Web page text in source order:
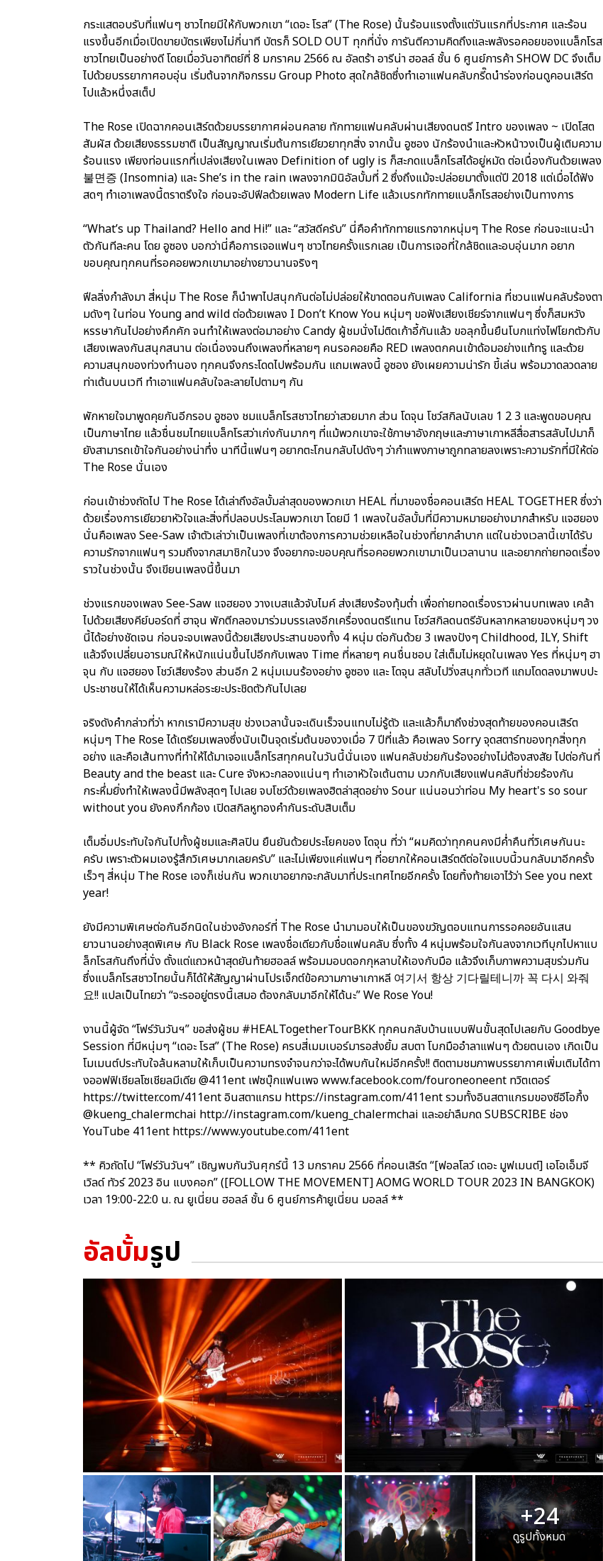
กระแสตอบรับที่แฟนๆ ชาวไทยมีให้กับพวกเขา “เดอะ โรส” (The Rose) นั้นร้อนแรงตั้งแต่วันแรกที่ประกาศ และร้อน
แรงขึ้นอีกเมื่อเปิดขายบัตรเพียงไม่กี่นาที บัตรก็ SOLD OUT ทุกที่นั่ง การันตีความคิดถึงและพลังรอคอยของแบล็กโรส
ชาวไทยเป็นอย่างดี โดยเมื่อวันอาทิตย์ที่ 8 มกราคม 2566 ณ อัลตร้า อารีน่า ฮอลล์ ชั้น 6 ศูนย์การค้า SHOW DC จึงเต็ม
ไปด้วยบรรยากาศอบอุ่น เริ่มต้นจากกิจกรรม Group Photo สุดใกล้ชิดซึ่งทำเอาแฟนคลับกรี๊ดนำร่องก่อนดูคอนเสิร์ต
ไปแล้วหนึ่งสเต็ป
The Rose เปิดฉากคอนเสิร์ตด้วยบรรยากาศผ่อนคลาย ทักทายแฟนคลับผ่านเสียงดนตรี Intro ของเพลง ~ เปิดโสต
สัมผัส ด้วยเสียงธรรมชาติ เป็นสัญญาณเริ่มต้นการเยียวยาทุกสิ่ง จากนั้น อูซอง นักร้องนำและหัวหน้าวงเป็นผู้เติมความ
ร้อนแรง เพียงท่อนแรกที่เปล่งเสียงในเพลง Definition of ugly is ก็สะกดแบล็กโรสได้อยู่หมัด ต่อเนื่องกันด้วยเพลง
불면증 (Insomnia) และ She’s in the rain เพลงจากมินิอัลบั้มที่ 2 ซึ่งถึงแม้จะปล่อยมาตั้งแต่ปี 2018 แต่เมื่อได้ฟัง
สดๆ ทำเอาเพลงนี้ตราตรึงใจ ก่อนจะอัปฟีลด้วยเพลง Modern Life แล้วเบรกทักทายแบล็กโรสอย่างเป็นทางการ
“What’s up Thailand? Hello and Hi!” และ “สวัสดีครับ” นี่คือคำทักทายแรกจากหนุ่มๆ The Rose ก่อนจะแนะนำ
ตัวกันทีละคน โดย อูซอง บอกว่านี่คือการเจอแฟนๆ ชาวไทยครั้งแรกเลย เป็นการเจอที่ใกล้ชิดและอบอุ่นมาก อยาก
ขอบคุณทุกคนที่รอคอยพวกเขามาอย่างยาวนานจริงๆ
ฟีลลิ่งกำลังมา สี่หนุ่ม The Rose ก็นำพาไปสนุกกันต่อไม่ปล่อยให้ขาดตอนกับเพลง California ที่ชวนแฟนคลับร้องตา
มดังๆ ในท่อน Young and wild ต่อด้วยเพลง I Don’t Know You หนุ่มๆ ขอฟังเสียงเชียร์จากแฟนๆ ซึ่งก็สมหวัง
หรรษากันไปอย่างคึกคัก จนทำให้เพลงต่อมาอย่าง Candy ผู้ชมนั่งไม่ติดเก้าอี้กันแล้ว ขอลุกขึ้นยืนโบกแท่งไฟโยกตัวกับ
เสียงเพลงกันสนุกสนาน ต่อเนื่องจนถึงเพลงที่หลายๆ คนรอคอยคือ RED เพลงตกคนเข้าด้อมอย่างแท้ทรู และด้วย
ความสนุกของท่วงทำนอง ทุกคนจึงกระโดดไปพร้อมกัน แถมเพลงนี้ อูซอง ยังเผยความน่ารัก ขี้เล่น พร้อมวาดลวดลาย
ท่าเต้นบนเวที ทำเอาแฟนคลับใจละลายไปตามๆ กัน
พักหายใจมาพูดคุยกันอีกรอบ อูซอง ชมแบล็กโรสชาวไทยว่าสวยมาก ส่วน โดจุน โชว์สกิลนับเลข 1 2 3 และพูดขอบคุณ
เป็นภาษาไทย แล้วชื่นชมไทยแบล็กโรสว่าเก่งกันมากๆ ที่แม้พวกเขาจะใช้ภาษาอังกฤษและภาษาเกาหลีสื่อสารสลับไปมาก็
ยังสามารถเข้าใจกันอย่างน่าทึ่ง นาทีนี้แฟนๆ อยากตะโกนกลับไปดังๆ ว่ากำแพงภาษาถูกทลายลงเพราะความรักที่มีให้ต่อ
The Rose นั่นเอง
ก่อนเข้าช่วงถัดไป The Rose ได้เล่าถึงอัลบั้มล่าสุดของพวกเขา HEAL ที่มาของชื่อคอนเสิร์ต HEAL TOGETHER ซึ่งว่า
ด้วยเรื่องการเยียวยาหัวใจและสิ่งที่ปลอบประโลมพวกเขา โดยมี 1 เพลงในอัลบั้มที่มีความหมายอย่างมากสำหรับ แจฮยอง
นั่นคือเพลง See-Saw เจ้าตัวเล่าว่าเป็นเพลงที่เขาต้องการความช่วยเหลือในช่วงที่ยากลำบาก แต่ในช่วงเวลานี้เขาได้รับ
ความรักจากแฟนๆ รวมถึงจากสมาชิกในวง จึงอยากจะขอบคุณที่รอคอยพวกเขามาเป็นเวลานาน และอยากถ่ายทอดเรื่อง
ราวในช่วงนั้น จึงเขียนเพลงนี้ขึ้นมา
ช่วงแรกของเพลง See-Saw แจฮยอง วางเบสแล้วจับไมค์ ส่งเสียงร้องทุ้มต่ำ เพื่อถ่ายทอดเรื่องราวผ่านบทเพลง เคล้า
ไปด้วยเสียงคีย์บอร์ดที่ ฮาจุน พักตีกลองมาร่วมบรรเลงอีกเครื่องดนตรีแทน โชว์สกิลดนตรีอันหลากหลายของหนุ่มๆ วง
นี้ได้อย่างชัดเจน ก่อนจะจบเพลงนี้ด้วยเสียงประสานของทั้ง 4 หนุ่ม ต่อกันด้วย 3 เพลงปังๆ Childhood, ILY, Shift
แล้วจึงเปลี่ยนอารมณ์ให้หนักแน่นขึ้นไปอีกกับเพลง Time ที่หลายๆ คนชื่นชอบ ใส่เต็มไม่หยุดในเพลง Yes ที่หนุ่มๆ ฮา
จุน กับ แจฮยอง โชว์เสียงร้อง ส่วนอีก 2 หนุ่มเมนร้องอย่าง อูซอง และ โดจุน สลับไปวิ่งสนุกทั่วเวที แถมโดดลงมาพบปะ
ประชาชนให้ได้เห็นความหล่อระยะประชิดตัวกันไปเลย
จริงดังคำกล่าวที่ว่า หากเรามีความสุข ช่วงเวลานั้นจะเดินเร็วจนแทบไม่รู้ตัว และแล้วก็มาถึงช่วงสุดท้ายของคอนเสิร์ต
หนุ่มๆ The Rose ได้เตรียมเพลงซึ่งนับเป็นจุดเริ่มต้นของวงเมื่อ 7 ปีที่แล้ว คือเพลง Sorry จุดสตาร์ทของทุกสิ่งทุก
อย่าง และคือเส้นทางที่ทำให้ได้มาเจอแบล็กโรสทุกคนในวันนี้นั่นเอง แฟนคลับช่วยกันร้องอย่างไม่ต้องสงสัย ไปต่อกันที่
Beauty and the beast และ Cure จังหวะกลองแน่นๆ ทำเอาหัวใจเต้นตาม บวกกับเสียงแฟนคลับที่ช่วยร้องกัน
กระหึ่มยิ่งทำให้เพลงนี้มีพลังสุดๆ ไปเลย จบโชว์ด้วยเพลงฮิตล่าสุดอย่าง Sour แน่นอนว่าท่อน My heart's so sour
without you ยังคงกึกก้อง เปิดสกิลหูทองคำกันระดับสิบเต็ม
เต็มอิ่มประทับใจกันไปทั้งผู้ชมและศิลปิน ยืนยันด้วยประโยคของ โดจุน ที่ว่า “ผมคิดว่าทุกคนคงมีค่ำคืนที่วิเศษกันนะ
ครับ เพราะตัวผมเองรู้สึกวิเศษมากเลยครับ” และไม่เพียงแค่แฟนๆ ที่อยากให้คอนเสิร์ตดีต่อใจแบบนี้วนกลับมาอีกครั้ง
เร็วๆ สี่หนุ่ม The Rose เองก็เช่นกัน พวกเขาอยากจะกลับมาที่ประเทศไทยอีกครั้ง โดยทิ้งท้ายเอาไว้ว่า See you next
year!
ยังมีความพิเศษต่อกันอีกนิดในช่วงอังกอร์ที่ The Rose นำมามอบให้เป็นของขวัญตอบแทนการรอคอยอันแสน
ยาวนานอย่างสุดพิเศษ กับ Black Rose เพลงชื่อเดียวกับชื่อแฟนคลับ ซึ่งทั้ง 4 หนุ่มพร้อมใจกันลงจากเวทีบุกไปหาแบ
ล็กโรสกันถึงที่นั่ง ตั้งแต่แถวหน้าสุดยันท้ายฮอลล์ พร้อมมอบดอกกุหลาบให้เองกับมือ แล้วจึงเก็บภาพความสุขร่วมกัน
ซึ่งแบล็กโรสชาวไทยนั้นก็ได้ให้สัญญาผ่านโปรเจ็กต์ข้อความภาษาเกาหลี 여기서 항상 기다릴테니까 꼭 다시 와줘
요!! แปลเป็นไทยว่า “จะรออยู่ตรงนี้เสมอ ต้องกลับมาอีกให้ได้นะ” We Rose You!
งานนี้ผู้จัด “โฟร์วันวันฯ” ขอส่งผู้ชม #HEALTogetherTourBKK ทุกคนกลับบ้านแบบฟินขั้นสุดไปเลยกับ Goodbye
Session ที่มีหนุ่มๆ “เดอะ โรส” (The Rose) ครบสี่เมมเบอร์มารอส่งยิ้ม สบตา โบกมืออำลาแฟนๆ ด้วยตนเอง เกิดเป็น
โมเมนต์ประทับใจล้นหลามให้เก็บเป็นความทรงจำจนกว่าจะได้พบกันใหม่อีกครั้ง!! ติดตามชมภาพบรรยากาศเพิ่มเติมได้ทา
งออฟฟิเชียลโซเชียลมีเดีย @411ent เฟซบุ๊กแฟนเพจ www.facebook.com/fouroneoneent ทวิตเตอร์
https://twitter.com/411ent อินสตาแกรม https://instagram.com/411ent รวมทั้งอินสตาแกรมของซีอีโอกึ้ง
@kueng_chalermchai http://instagram.com/kueng_chalermchai และอย่าลืมกด SUBSCRIBE ช่อง
YouTube 411ent https://www.youtube.com/411ent
** คิวถัดไป “โฟร์วันวันฯ” เชิญพบกันวันศุกร์นี้ 13 มกราคม 2566 ที่คอนเสิร์ต “[ฟอลโลว์ เดอะ มูฟเมนต์] เอโอเอ็มจี
เวิลด์ ทัวร์ 2023 อิน แบงคอก” ([FOLLOW THE MOVEMENT] AOMG WORLD TOUR 2023 IN BANGKOK)
เวลา 19:00-22:0 น. ณ ยูเนี่ยน ฮอลล์ ชั้น 6 ศูนย์การค้ายูเนี่ยน มอลล์ **
อัลบั้มรูป
+24
ดูรูปทั้งหมด